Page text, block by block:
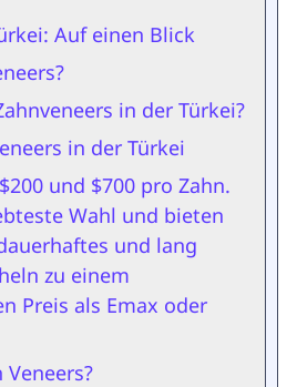
Auf einen Blick
in der Türkei?
in der Türkei
und $700 pro Zahn.
Wahl und bieten
und lang
zu einem
Preis als Emax oder